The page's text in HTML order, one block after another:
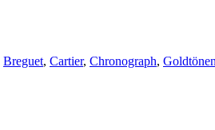
Breguet, Cartier, Chronograph,